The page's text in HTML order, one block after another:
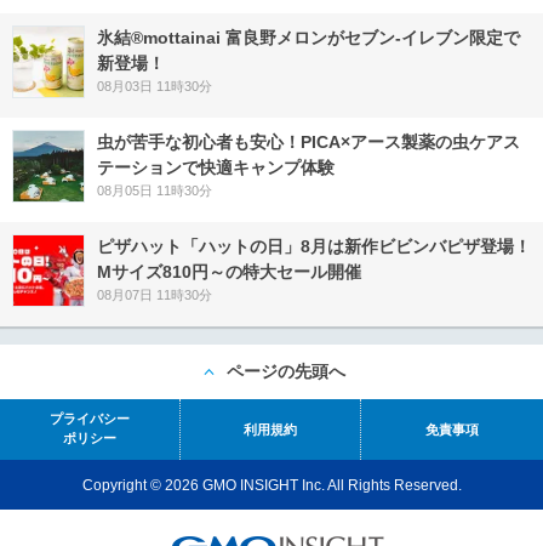
氷結®mottainai 富良野メロンがセブン‐イレブン限定で
新登場！
08月03日 11時30分
虫が苦手な初心者も安心！PICA×アース製薬の虫ケアス
テーションで快適キャンプ体験
08月05日 11時30分
ピザハット「ハットの日」8月は新作ビビンバピザ登場！
Mサイズ810円～の特大セール開催
08月07日 11時30分
ページの先頭へ
プライバシー
ポリシー
利用規約 免責事項
Copyright © 2026 GMO INSIGHT Inc. All Rights Reserved.